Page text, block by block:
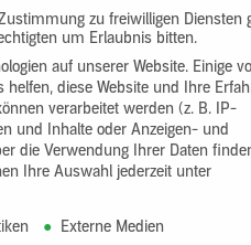
zu freiwilligen Diensten
um Erlaubnis bitten.
auf unserer Website. Einige
diese Website und Ihre
verarbeitet werden (z. B. IP-
und Inhalte oder Anzeigen- und
die Verwendung Ihrer Daten
Ihre Auswahl jederzeit unter
Externe Medien